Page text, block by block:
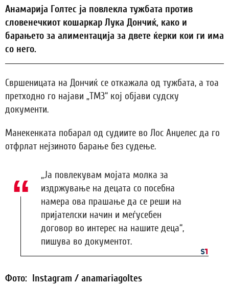
Анамарија Голтес ја повлекла тужбата против
словенечкиот кошаркар Лука Дончиќ, како и
барањето за алиментација за двете ќерки кои ги има
со него.
Свршеницата на Дончиќ се откажала од тужбата, а тоа
претходно го најави „ТМЗ“ кој објави судску
документи.
Манекенката побарал од судиите во Лос Анџелес да го
отфрлат нејзиното барање без судење.
„Ја повлекувам мојата молка за
издржување на децата со посебна
намера ова прашање да се реши на
пријателски начин и меѓусебен
договор во интерес на нашите деца“,
пишува во документот.
Фото: Instagram / anamariagoltes